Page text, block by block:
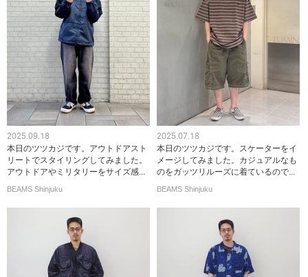
2025.09.18
本日のツツカジです。アウトドアスト
リートでスタイリングしてみました。
アウトドアやミリタリーをサイズ感...
BEAMS Shinjuku
2025.07.18
本日のツツカジです。スケーターをイ
メージしてみました。カジュアルなも
のをガッツリルーズに着ているので...
BEAMS Shinjuku